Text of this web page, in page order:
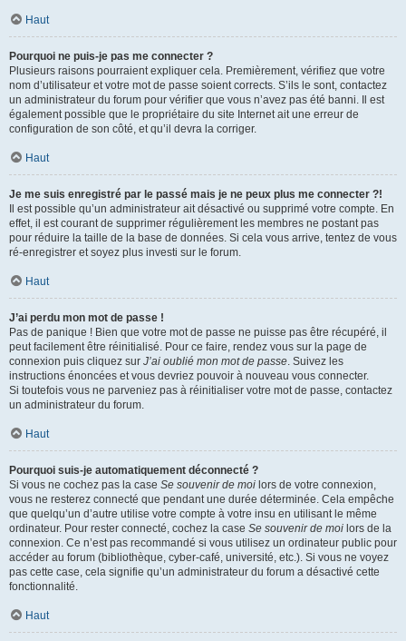
Haut
Pourquoi ne puis-je pas me connecter ?
Plusieurs raisons pourraient expliquer cela. Premièrement, vérifiez que votre
nom d’utilisateur et votre mot de passe soient corrects. S’ils le sont, contactez
un administrateur du forum pour vérifier que vous n’avez pas été banni. Il est
également possible que le propriétaire du site Internet ait une erreur de
configuration de son côté, et qu’il devra la corriger.
Haut
Je me suis enregistré par le passé mais je ne peux plus me connecter ?!
Il est possible qu’un administrateur ait désactivé ou supprimé votre compte. En
effet, il est courant de supprimer régulièrement les membres ne postant pas
pour réduire la taille de la base de données. Si cela vous arrive, tentez de vous
ré-enregistrer et soyez plus investi sur le forum.
Haut
J’ai perdu mon mot de passe !
Pas de panique ! Bien que votre mot de passe ne puisse pas être récupéré, il
peut facilement être réinitialisé. Pour ce faire, rendez vous sur la page de
connexion puis cliquez sur J’ai oublié mon mot de passe. Suivez les
instructions énoncées et vous devriez pouvoir à nouveau vous connecter.
Si toutefois vous ne parveniez pas à réinitialiser votre mot de passe, contactez
un administrateur du forum.
Haut
Pourquoi suis-je automatiquement déconnecté ?
Si vous ne cochez pas la case Se souvenir de moi lors de votre connexion,
vous ne resterez connecté que pendant une durée déterminée. Cela empêche
que quelqu’un d’autre utilise votre compte à votre insu en utilisant le même
ordinateur. Pour rester connecté, cochez la case Se souvenir de moi lors de la
connexion. Ce n’est pas recommandé si vous utilisez un ordinateur public pour
accéder au forum (bibliothèque, cyber-café, université, etc.). Si vous ne voyez
pas cette case, cela signifie qu’un administrateur du forum a désactivé cette
fonctionnalité.
Haut